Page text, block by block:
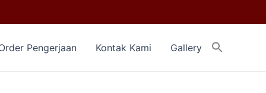
Pengerjaan Kontak Kami Gallery